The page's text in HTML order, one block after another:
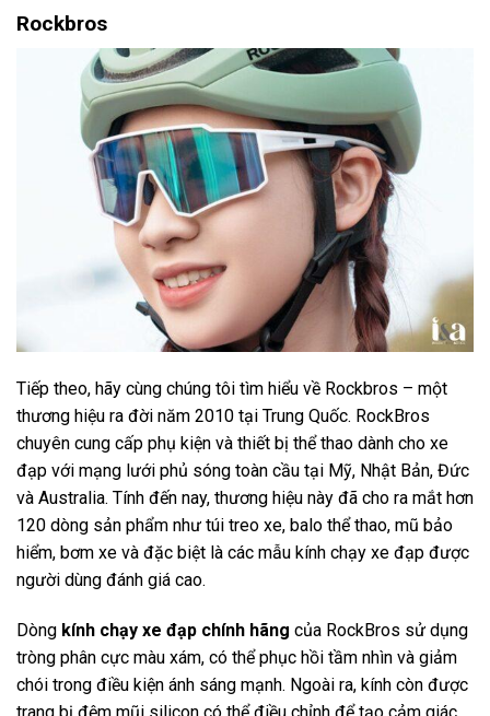
Rockbros
Tiếp theo, hãy cùng chúng tôi tìm hiểu về Rockbros – một
thương hiệu ra đời năm 2010 tại Trung Quốc. RockBros
chuyên cung cấp phụ kiện và thiết bị thể thao dành cho xe
đạp với mạng lưới phủ sóng toàn cầu tại Mỹ, Nhật Bản, Đức
và Australia. Tính đến nay, thương hiệu này đã cho ra mắt hơn
120 dòng sản phẩm như túi treo xe, balo thể thao, mũ bảo
hiểm, bơm xe và đặc biệt là các mẫu kính chạy xe đạp được
người dùng đánh giá cao.
Dòng kính chạy xe đạp chính hãng của RockBros sử dụng
tròng phân cực màu xám, có thể phục hồi tầm nhìn và giảm
chói trong điều kiện ánh sáng mạnh. Ngoài ra, kính còn được